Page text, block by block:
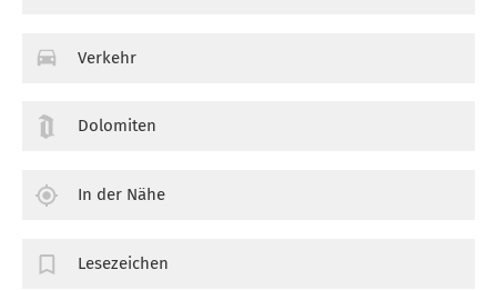
Verkehr
Dolomiten
In der Nähe
Lesezeichen